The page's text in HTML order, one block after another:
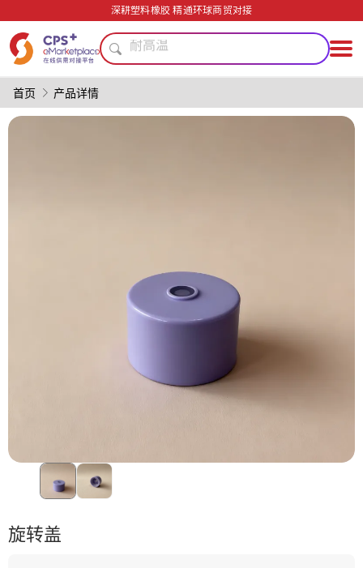
深耕塑料橡胶 精通环球商贸对接
回收再生
再生料加工
绿色成型方案
PET
绿色成型方案
PVC
PET
模具
节能
首页 产品详情
旋转盖